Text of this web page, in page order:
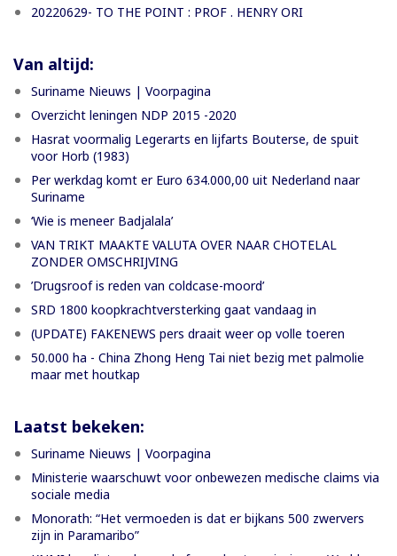
20220629- TO THE POINT : PROF . HENRY ORI
Van altijd:
Suriname Nieuws | Voorpagina
Overzicht leningen NDP 2015 -2020
Hasrat voormalig Legerarts en lijfarts Bouterse, de spuit
voor Horb (1983)
Per werkdag komt er Euro 634.000,00 uit Nederland naar
Suriname
‘Wie is meneer Badjalala’
VAN TRIKT MAAKTE VALUTA OVER NAAR CHOTELAL
ZONDER OMSCHRIJVING
’Drugsroof is reden van coldcase-moord’
SRD 1800 koopkrachtversterking gaat vandaag in
(UPDATE) FAKENEWS pers draait weer op volle toeren
50.000 ha - China Zhong Heng Tai niet bezig met palmolie
maar met houtkap
Laatst bekeken:
Suriname Nieuws | Voorpagina
Ministerie waarschuwt voor onbewezen medische claims via
sociale media
Monorath: “Het vermoeden is dat er bijkans 500 zwervers
zijn in Paramaribo”